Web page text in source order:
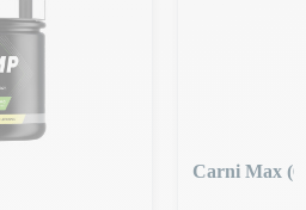
Carni Max